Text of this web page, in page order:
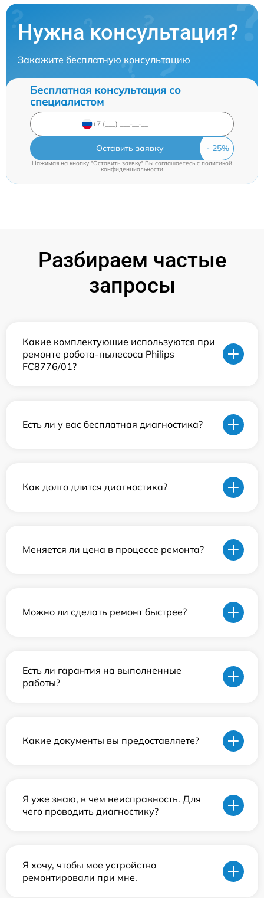
Нужна консультация?
Закажите бесплатную консультацию
Бесплатная консультация со
специалистом
Оставить заявку
Нажимая на кнопку "Оставить заявку" Вы соглашаетесь cполитикой
конфиденциальности
Разбираем частые
запросы
Какие комплектующие используются при
ремонте робота-пылесоса Philips
FC8776/01?
Есть ли у вас бесплатная диагностика?
Как долго длится диагностика?
Меняется ли цена в процессе ремонта?
Можно ли сделать ремонт быстрее?
Есть ли гарантия на выполненные
работы?
Какие документы вы предоставляете?
Я уже знаю, в чем неисправность. Для
чего проводить диагностику?
Я хочу, чтобы мое устройство
ремонтировали при мне.